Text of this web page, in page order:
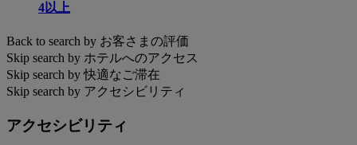
4以上
Back to search by お客さまの評価
Skip search by ホテルへのアクセス
Skip search by 快適なご滞在
Skip search by アクセシビリティ
アクセシビリティ